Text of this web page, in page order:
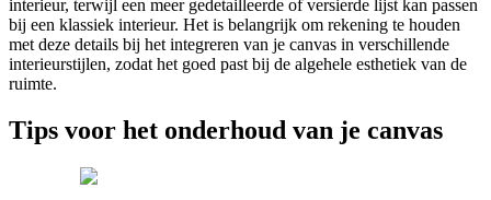
interieur, terwijl een meer gedetailleerde of versierde lijst kan passen
bij een klassiek interieur. Het is belangrijk om rekening te houden
met deze details bij het integreren van je canvas in verschillende
interieurstijlen, zodat het goed past bij de algehele esthetiek van de
ruimte.
Tips voor het onderhoud van je canvas